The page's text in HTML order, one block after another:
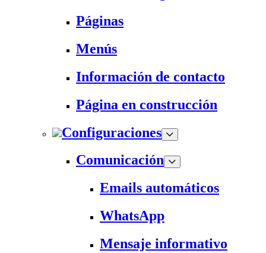
Páginas
Menús
Información de contacto
Página en construcción
Configuraciones
Comunicación
Emails automáticos
WhatsApp
Mensaje informativo